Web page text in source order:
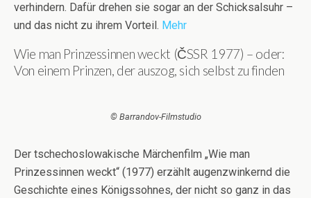
verhindern. Dafür drehen sie sogar an der Schicksalsuhr –
und das nicht zu ihrem Vorteil. Mehr
Wie man Prinzessinnen weckt (ČSSR 1977) – oder:
Von einem Prinzen, der auszog, sich selbst zu finden
© Barrandov-Filmstudio
Der tschechoslowakische Märchenfilm „Wie man
Prinzessinnen weckt“ (1977) erzählt augenzwinkernd die
Geschichte eines Königssohnes, der nicht so ganz in das